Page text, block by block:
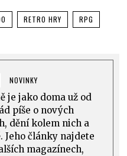
RETRO HRY RPG
NOVINKY
je jako doma už od
píše o nových
dění kolem nich a
Jeho články najdete
magazínech,